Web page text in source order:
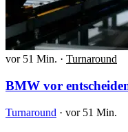
vor 51 Min. · Turnaround
BMW vor
Turnaround · vor 51 Min.